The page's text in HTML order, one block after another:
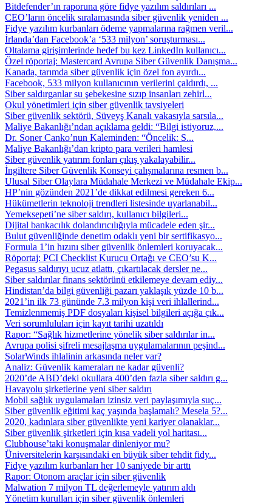
Bitdefender’ın raporuna göre fidye yazılım saldırıları ...
CEO’ların öncelik sıralamasında siber güvenlik yeniden ...
Fidye yazılım kurbanları ödeme yapmalarına rağmen veril...
İrlanda’dan Facebook’a ‘533 milyon’ soruşturması...
Oltalama girişimlerinde hedef bu kez LinkedIn kullanıcı...
Özel röportaj: Mastercard Avrupa Siber Güvenlik Danışma...
Kanada, tarımda siber güvenlik için özel fon ayırdı...
Facebook, 533 milyon kullanıcının verilerini çaldırdı, ...
Siber saldırganlar su şebekesine sızıp insanları zehirl...
Okul yönetimleri için siber güvenlik tavsiyeleri
Siber güvenlik sektörü, Süveyş Kanalı vakasıyla sarsıla...
Maliye Bakanlığı’ndan açıklama geldi: “Bilgi istiyoruz,...
Dr. Soner Canko’nun Kaleminden: “Öncelik: S...
Maliye Bakanlığı’dan kripto para verileri hamlesi
Siber güvenlik yatırım fonları çıkış yakalayabilir...
İngiltere Siber Güvenlik Konseyi çalışmalarına resmen b...
Ulusal Siber Olaylara Müdahale Merkezi ve Müdahale Ekip...
HP’nin gözünden 2021’de dikkat edilmesi gereken 6...
Hükümetlerin teknoloji trendleri listesinde uyarlanabil...
Yemeksepeti’ne siber saldırı, kullanıcı bilgileri...
Dijital bankacılık dolandırıcılığıyla mücadele eden şir...
Bulut güvenliğinde denetim odaklı yeni bir sertifikasyo...
Formula 1’in hızını siber güvenlik önlemleri koruyacak...
Röportaj: PCI Checklist Kurucu Ortağı ve CEO’su K...
Pegasus saldırıyı ucuz atlattı, çıkartılacak dersler ne...
Siber saldırılar finans sektörünü etkilemeye devam ediy...
Hindistan’da bilgi güvenliği pazarı yaklaşık yüzde 10 b...
2021’in ilk 73 gününde 7.3 milyon kişi veri ihlallerind...
Temizlenmemiş PDF dosyaları kişisel bilgileri açığa çık...
Veri sorumluluları için kayıt tarihi uzatıldı
Rapor: “Sağlık hizmetlerine yönelik siber saldırılar in...
Avrupa polisi şifreli mesajlaşma uygulamalarının peşind...
SolarWinds ihlalinin arkasında neler var?
Analiz: Güvenlik kameraları ne kadar güvenli?
2020’de ABD’deki okullara 400’den fazla siber saldırı g...
Havayolu şirketlerine yeni siber saldırı
Mobil sağlık uygulamaları izinsiz veri paylaşımıyla suç...
Siber güvenlik eğitimi kaç yaşında başlamalı? Mesela 5?...
2020, kadınlara siber güvenlikte yeni kariyer olanaklar...
Siber güvenlik şirketleri için kısa vadeli yol haritası...
Clubhouse’taki konuşmalar dinleniyor mu?
Üniversitelerin karşısındaki en büyük siber tehdit fidy...
Fidye yazılım kurbanları her 10 saniyede bir arttı
Rapor: Otonom araçlar için siber güvenlik
Malwation 7 milyon TL değerlemeyle yatırım aldı
Yönetim kurulları için siber güvenlik önlemleri